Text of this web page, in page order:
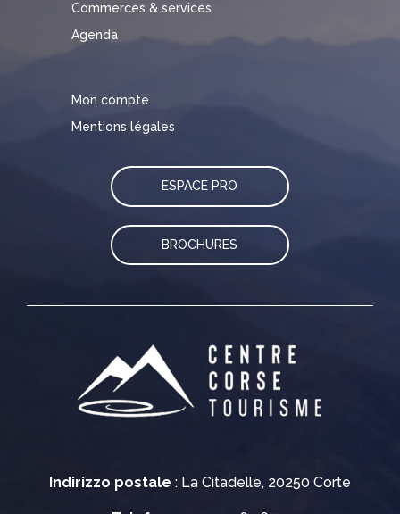
Indirizzo postale : La Citadelle, 20250 Corte
Commerces & services
Agenda
Mon compte
Mentions légales
ESPACE PRO
BROCHURES